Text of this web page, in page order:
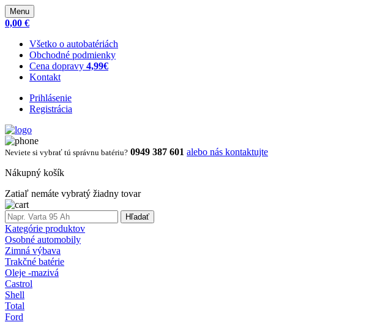
Menu
0,00 €
Všetko o autobatériách
Obchodné podmienky
Cena dopravy 4,99€
Kontakt
Prihlásenie
Registrácia
Neviete si vybrať tú správnu batériu? 0949 387 601 alebo nás kontaktujte
Nákupný košík
Zatiaľ nemáte vybratý žiadny tovar
Hľadať
Kategórie produktov
Osobné automobily
Zimná výbava
Trakčné batérie
Oleje -mazivá
Castrol
Shell
Total
Ford